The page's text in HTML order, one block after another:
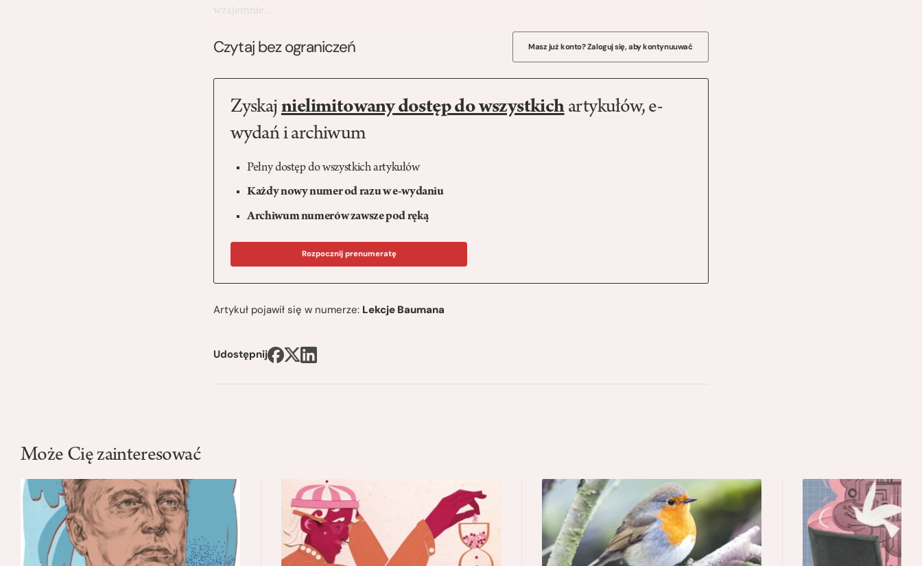
wzajemnie…
Czytaj bez ograniczeń Masz już konto? Zaloguj się, aby kontynuuwać
Zyskaj nielimitowany dostęp do wszystkichartykułów, e-
wydań i archiwum
Pełny dostęp do wszystkich artykułów
Każdy nowy numer od razu w e-wydaniu
Archiwum numerów zawsze pod ręką
Rozpocznij prenumeratę
Artykuł pojawił się w numerze: Lekcje Baumana
Udostępnij
Może Cię zainteresować